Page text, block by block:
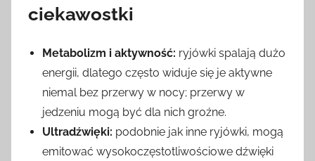
ciekawostki
Metabolizm i aktywność: ryjówki spalają dużo
energii, dlatego często widuje się je aktywne
niemal bez przerwy w nocy; przerwy w
jedzeniu mogą być dla nich groźne.
Ultradźwięki: podobnie jak inne ryjówki, mogą
emitować wysokoczęstotliwościowe dźwięki